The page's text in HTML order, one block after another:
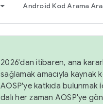
Android Kod Arama
2026'dan itibaren, ana
sağlamak amacıyla kaynak
AOSP'ye katkıda bulunmak
dalı her zaman AOSP'ye